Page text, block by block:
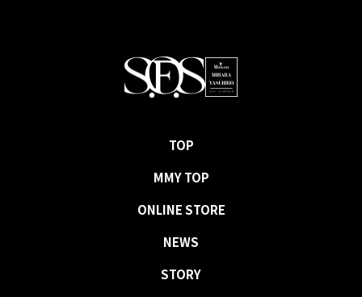
TOP
MMY TOP
ONLINE STORE
NEWS
STORY